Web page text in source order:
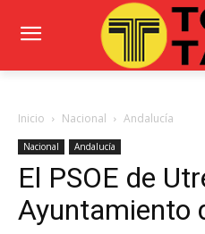
Inicio Nacional Andalucía
Nacional Andalucía
El PSOE de
Ayuntamiento